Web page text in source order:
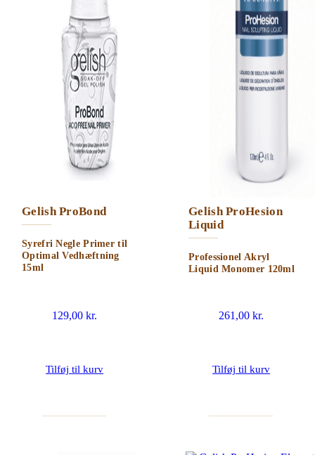
Gelish ProBond
Syrefri Negle Primer til
Optimal Vedhæftning
15ml
129,00 kr.
Tilføj til kurv
Gelish ProHesion
Liquid
Professionel Akryl
Liquid Monomer 120ml
261,00 kr.
Tilføj til kurv